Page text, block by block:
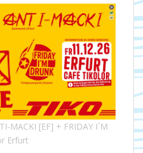
MACKI [EF] + FRIDAY I´M
Erfurt